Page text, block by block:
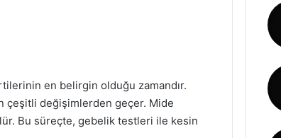
en belirgin olduğu zamandır.
çeşitli değişimlerden geçer. Mide
Bu süreçte, gebelik testleri ile kesin